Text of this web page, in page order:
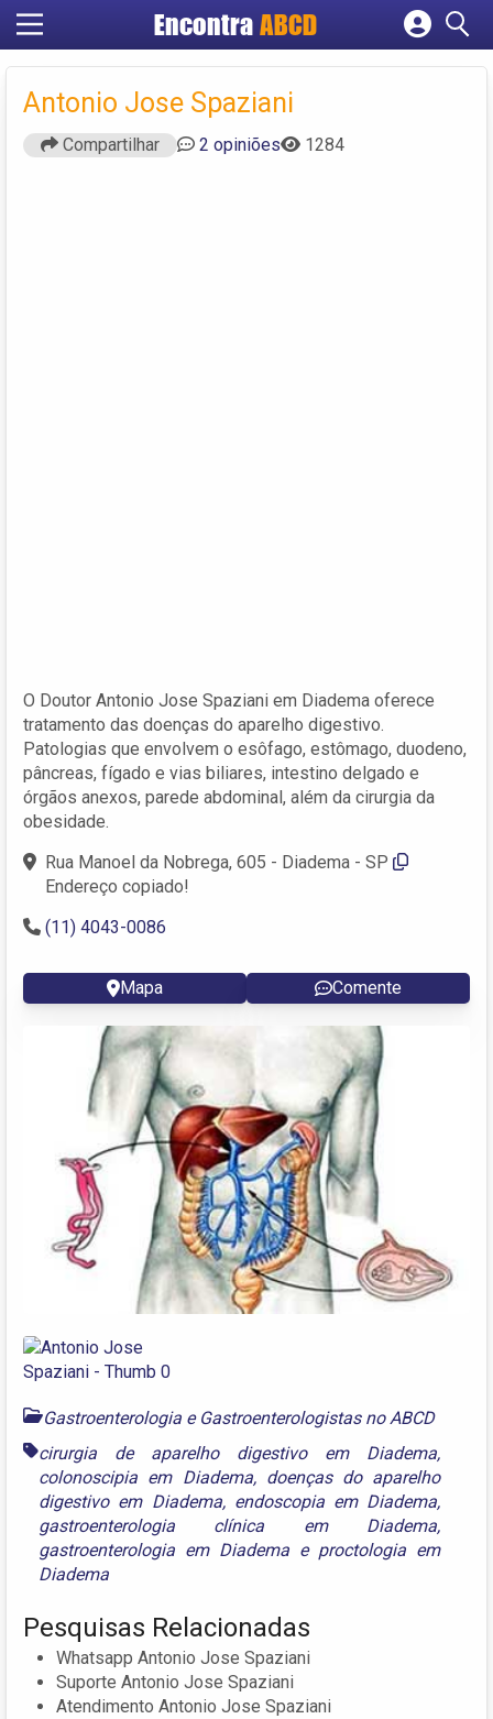
EncontraABCD
Cadastrar empresa
Criar conta
Antonio Jose Spaziani
Compartilhar 2 opiniões 1284
O Doutor Antonio Jose Spaziani em Diadema oferece
tratamento das doenças do aparelho digestivo.
Patologias que envolvem o esôfago, estômago, duodeno,
pâncreas, fígado e vias biliares, intestino delgado e
órgãos anexos, parede abdominal, além da cirurgia da
obesidade.
Rua Manoel da Nobrega, 605 - Diadema - SP
Endereço copiado!
(11) 4043-0086
Mapa Comente
Gastroenterologia e Gastroenterologistas no ABCD
cirurgia de aparelho digestivo em Diadema,
colonoscipia em Diadema, doenças do aparelho
digestivo em Diadema, endoscopia em Diadema,
gastroenterologia clínica em Diadema,
gastroenterologia em Diadema e proctologia em
Diadema
Pesquisas Relacionadas
Whatsapp Antonio Jose Spaziani
Suporte Antonio Jose Spaziani
Atendimento Antonio Jose Spaziani